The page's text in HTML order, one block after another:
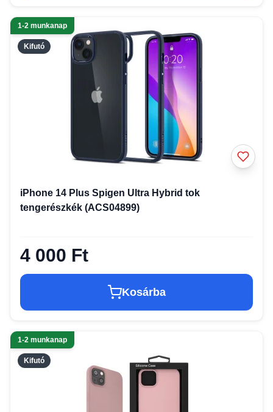
Kifutó
1-2 munkanap
iPhone 14 Plus Spigen Ultra Hybrid tok
tengerészkék (ACS04899)
4 000 Ft
Kosárba
Kifutó
1-2 munkanap